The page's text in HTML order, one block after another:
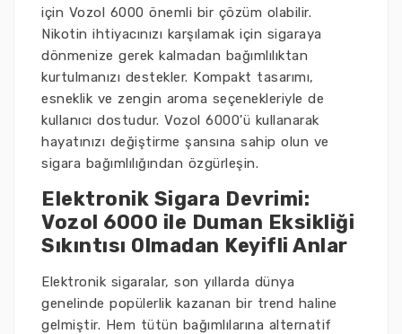
için Vozol 6000 önemli bir çözüm olabilir.
Nikotin ihtiyacınızı karşılamak için sigaraya
dönmenize gerek kalmadan bağımlılıktan
kurtulmanızı destekler. Kompakt tasarımı,
esneklik ve zengin aroma seçenekleriyle de
kullanıcı dostudur. Vozol 6000'ü kullanarak
hayatınızı değiştirme şansına sahip olun ve
sigara bağımlılığından özgürleşin.
Elektronik Sigara Devrimi:
Vozol 6000 ile Duman Eksikliği
Sıkıntısı Olmadan Keyifli Anlar
Elektronik sigaralar, son yıllarda dünya
genelinde popülerlik kazanan bir trend haline
gelmiştir. Hem tütün bağımlılarına alternatif